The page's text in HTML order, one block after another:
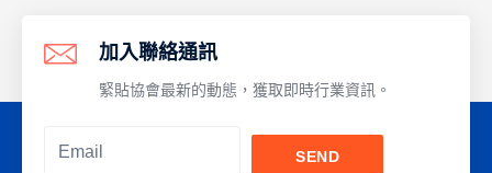
加入聯絡通訊
緊貼協會最新的動態，獲取即時行業資訊。
SEND